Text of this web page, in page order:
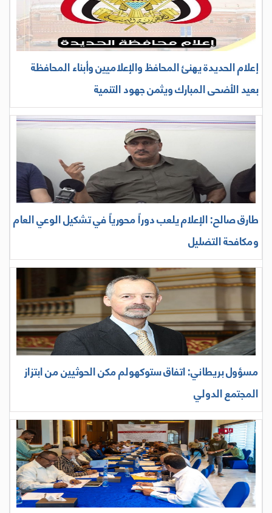
إعلام الحديدة يهنئ المحافظ والإعلاميين وأبناء المحافظة
بعيد الأضحى المبارك ويثمن جهود التنمية
طارق صالح: الإعلام يلعب دوراً محورياً في تشكيل الوعي العام
ومكافحة التضليل
مسؤول بريطاني: اتفاق ستوكهولم مكن الحوثيين من ابتزاز
المجتمع الدولي